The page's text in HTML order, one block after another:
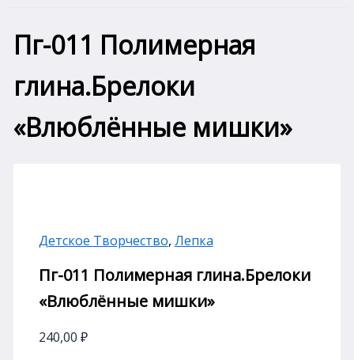
Пг-011 Полимерная
глина.Брелоки
«Влюблённые мишки»
Детское Творчество, Лепка
Пг-011 Полимерная глина.Брелоки
«Влюблённые мишки»
240,00 ₽